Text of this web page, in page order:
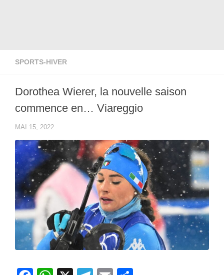
SPORTS-HIVER
Dorothea Wierer, la nouvelle saison
commence en… Viareggio
MAI 15, 2022